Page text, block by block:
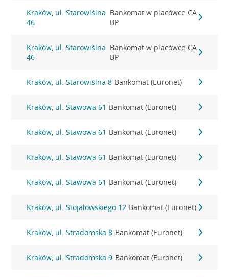
Kraków, ul. Starowiślna
46
Bankomat w placówce CA
BP
Kraków, ul. Starowiślna
46
Bankomat w placówce CA
BP
Kraków, ul. Starowiślna 8 Bankomat (Euronet)
Kraków, ul. Stawowa 61 Bankomat (Euronet)
Kraków, ul. Stawowa 61 Bankomat (Euronet)
Kraków, ul. Stawowa 61 Bankomat (Euronet)
Kraków, ul. Stawowa 61 Bankomat (Euronet)
Kraków, ul. Stojałowskiego 12 Bankomat (Euronet)
Kraków, ul. Stradomska 8 Bankomat (Euronet)
Kraków, ul. Stradomska 9 Bankomat (Euronet)